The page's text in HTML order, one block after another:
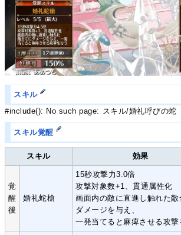
スキル
#include(): No such page: スキル/婚礼呼びの蛇
スキル覚醒
スキル 効果
覚
醒
後
婚礼蛇槍
15秒攻撃力3.0倍
攻撃対象数+1、貫通属性化
画面内の敵に直進し触れた敵
ダメージを与え、
一発当てると麻痺させる攻撃